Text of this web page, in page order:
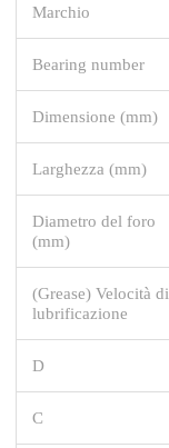
Marchio
Bearing number
Dimensione (mm)
Larghezza (mm)
Diametro del foro
(mm)
(Grease) Velocità di
lubrificazione
D
C